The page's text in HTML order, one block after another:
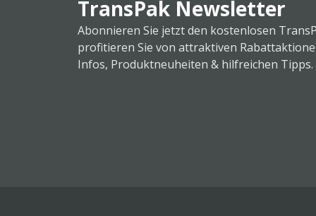
TransPak Newsletter
Abonnieren Sie jetzt den kostenlosen
profitieren Sie von attraktiven
Infos, Produktneuheiten & hilfreichen Tipps.